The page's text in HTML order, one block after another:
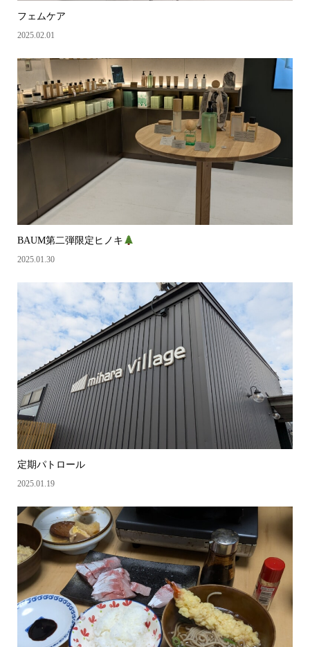
フェムケア
2025.02.01
BAUM第二弾限定ヒノキ
2025.01.30
定期パトロール
2025.01.19